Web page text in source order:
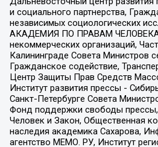
и социального партнерства,
независимых социологических
АКАДЕМИЯ ПО ПРАВАМ ЧЕЛОВЕКА,
некоммерческих организаций,
Калининграде Совета Министров
Гражданское содействие,
Центр Защиты Прав Средств
Институт развития прессы -
Санкт-Петербурге Совета
Фонд поддержки свободы прессы,
Человек и Закон, Общественная
наследия академика Сахарова,
агентство МЕМО. РУ, Институт